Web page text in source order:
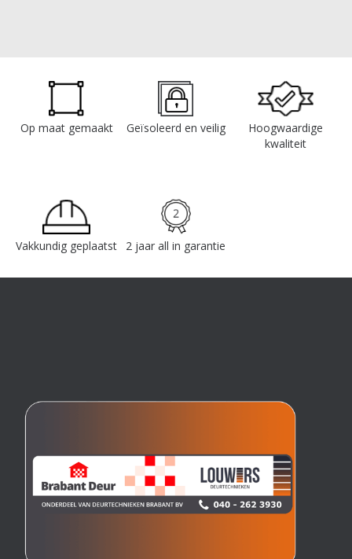
Op maat gemaakt Geïsoleerd en veilig
Hoogwaardige
kwaliteit
Vakkundig geplaatst 2 jaar all in garantie